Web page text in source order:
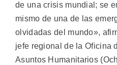
de una crisis mundial; se
mismo de una de las
olvidadas del mundo»,
jefe regional de la Oficina
Asuntos Humanitarios